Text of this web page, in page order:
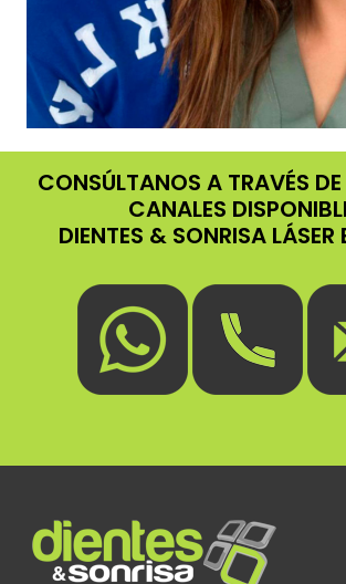
CONSÚLTANOS A TRAVÉS DE
CANALES
DIENTES & SONRISA